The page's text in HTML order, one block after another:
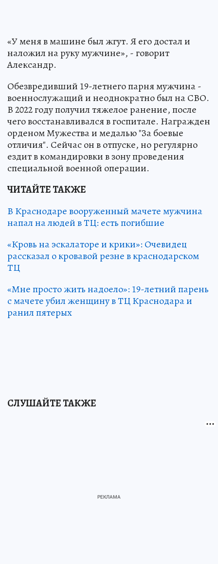
«У меня в машине был жгут. Я его достал и
наложил на руку мужчине», - говорит
Александр.
Обезвредивший 19-летнего парня мужчина -
военнослужащий и неоднократно был на СВО.
В 2022 году получил тяжелое ранение, после
чего восстанавливался в госпитале. Награжден
орденом Мужества и медалью "За боевые
отличия". Сейчас он в отпуске, но регулярно
ездит в командировки в зону проведения
специальной военной операции.
ЧИТАЙТЕ ТАКЖЕ
В Краснодаре вооруженный мачете мужчина
напал на людей в ТЦ: есть погибшие
«Кровь на эскалаторе и крики»: Очевидец
рассказал о кровавой резне в краснодарском
ТЦ
«Мне просто жить надоело»: 19-летний парень
с мачете убил женщину в ТЦ Краснодара и
ранил пятерых
СЛУШАЙТЕ ТАКЖЕ